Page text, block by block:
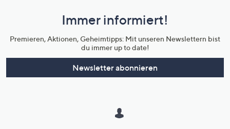
Unternehmensinformationen
Immer informiert!
Premieren, Aktionen, Geheimtipps: Mit unseren Newslettern bist
du immer up to date!
Newsletter abonnieren